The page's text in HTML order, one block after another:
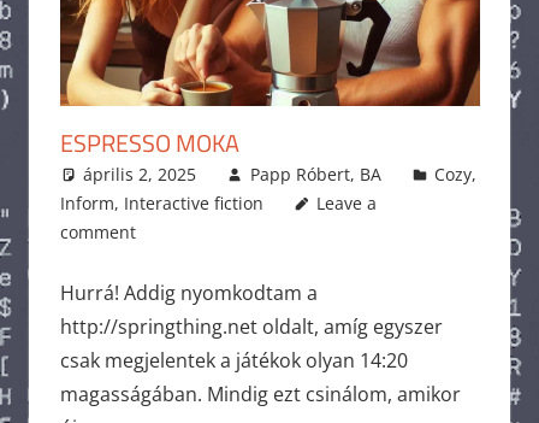
ESPRESSO MOKA
április 2, 2025 Papp Róbert, BA Cozy,
Inform, Interactive fiction
Leave a
comment
Hurrá! Addig nyomkodtam a
http://springthing.net oldalt, amíg egyszer
csak megjelentek a játékok olyan 14:20
magasságában. Mindig ezt csinálom, amikor